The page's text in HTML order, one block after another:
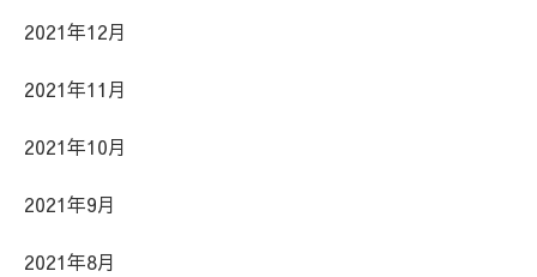
2021年12月
2021年11月
2021年10月
2021年9月
2021年8月